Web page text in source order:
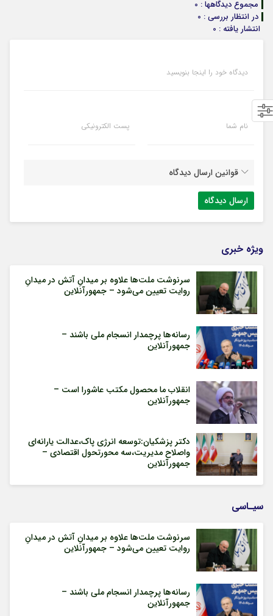
مجموع دیدگاهها : 0
در انتظار بررسی : 0
انتشار یافته : 0
دیدگاه خود را اینجا بنویسید
نام شما پست الکترونیکی
قوانین ارسال دیدگاه
ویژه خبری
سرنوشت ملت‌ها علاوه بر میدانِ آتش در میدانِ
روایت تعیین می‌شود – جمهورآنلاین
رسانه‌ها پرچمدار انسجام ملی باشند –
جمهورآنلاین
انقلاب ما محصول مکتب عاشورا است –
جمهورآنلاین
دکتر پزشکیان:توسعه انرژی پاک،عدالت یارانه‌ای
واصلاح مدیریت،سه محورتحول اقتصادی –
جمهورآنلاین
سیـاسی
سرنوشت ملت‌ها علاوه بر میدانِ آتش در میدانِ
روایت تعیین می‌شود – جمهورآنلاین
رسانه‌ها پرچمدار انسجام ملی باشند –
جمهورآنلاین